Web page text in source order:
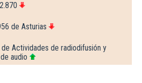
de Asturias
Actividades de radiodifusión y
audio